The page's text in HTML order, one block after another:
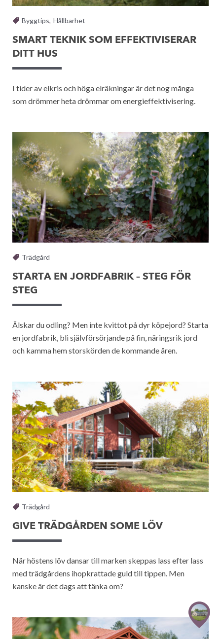
Byggtips, Hållbarhet
SMART TEKNIK SOM EFFEKTIVISERAR
DITT HUS
I tider av elkris och höga elräkningar är det nog många
som drömmer heta drömmar om energieffektivisering.
Trädgård
STARTA EN JORDFABRIK – STEG FÖR
STEG
Älskar du odling? Men inte kvittot på dyr köpejord? Starta
en jordfabrik, bli självförsörjande på fin, näringsrik jord
och kamma hem storskörden de kommande åren.
Trädgård
GIVE TRÄDGÅRDEN SOME LÖV
När höstens löv dansar till marken skeppas lass efter lass
med trädgårdens ihopkrattade guld till tippen. Men
kanske är det dags att tänka om?